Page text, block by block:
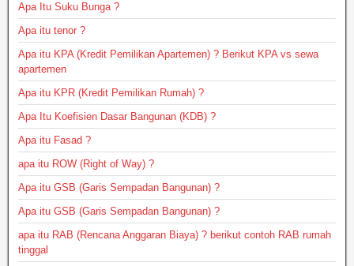
Apa Itu Suku Bunga ?
Apa itu tenor ?
Apa itu KPA (Kredit Pemilikan Apartemen) ? Berikut KPA vs sewa
apartemen
Apa itu KPR (Kredit Pemilikan Rumah) ?
Apa Itu Koefisien Dasar Bangunan (KDB) ?
Apa itu Fasad ?
apa itu ROW (Right of Way) ?
Apa itu GSB (Garis Sempadan Bangunan) ?
Apa itu GSB (Garis Sempadan Bangunan) ?
apa itu RAB (Rencana Anggaran Biaya) ? berikut contoh RAB rumah
tinggal